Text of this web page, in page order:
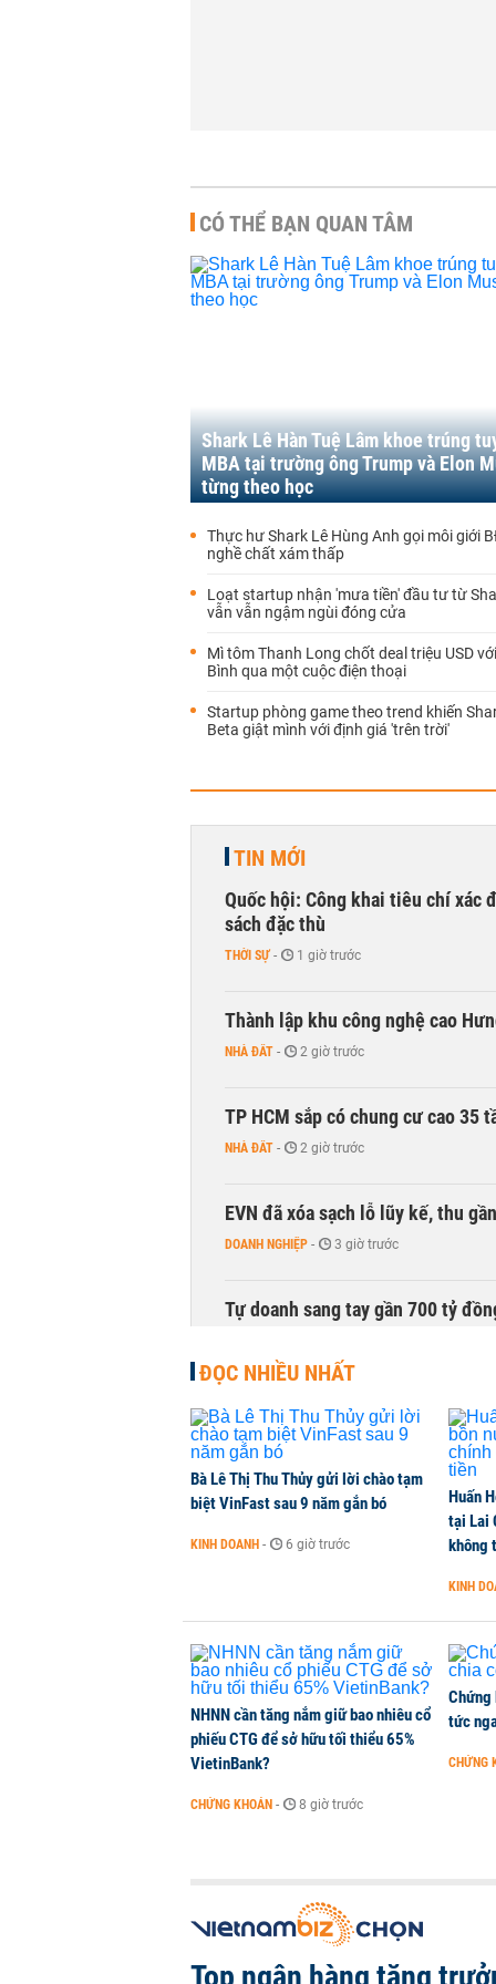
CÓ THỂ BẠN QUAN TÂM
Shark Lê Hàn Tuệ Lâm khoe trúng
MBA tại trường ông Trump và Elon
từng theo học
Thực hư Shark Lê Hùng Anh gọi môi giới
nghề chất xám thấp
Loạt startup nhận 'mưa tiền' đầu tư từ
vẫn vẫn ngậm ngùi đóng cửa
Mì tôm Thanh Long chốt deal triệu USD
Bình qua một cuộc điện thoại
Startup phòng game theo trend khiến
Beta giật mình với định giá 'trên trời'
TIN MỚI
Quốc hội: Công khai tiêu chí xác
sách đặc thù
THỜI SỰ - 1 giờ trước
Thành lập khu công nghệ cao
NHÀ ĐẤT - 2 giờ trước
TP HCM sắp có chung cư cao 35
NHÀ ĐẤT - 2 giờ trước
EVN đã xóa sạch lỗ lũy kế, thu
DOANH NGHIỆP - 3 giờ trước
Tự doanh sang tay gần 700 tỷ
Thu hồi 89 ha đất để đấu giá lựa
không
NHÀ ĐẤT -
Dòng tiền ngoại bất ngờ trở lại
Kiến nghị đưa người bán hàng
THỜI SỰ - 4 giờ trước
ĐỌC NHIỀU NHẤT
Bà Lê Thị Thu Thủy gửi lời chào tạm
biệt VinFast sau 9 năm gắn bó
KINH DOANH - 6 giờ trước
Huấn
tại Lai
không
KINH
NHNN cần tăng nắm giữ bao nhiêu cổ
phiếu CTG để sở hữu tối thiểu 65%
VietinBank?
CHỨNG KHOÁN - 8 giờ trước
Chứng
tức
CHỨNG